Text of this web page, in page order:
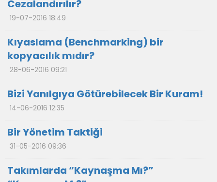
Cezalandırılır?
19-07-2016 18:49
Kıyaslama (Benchmarking) bir
kopyacılık mıdır?
28-06-2016 09:21
Bizi Yanılgıya Götürebilecek Bir Kuram!
14-06-2016 12:35
Bir Yönetim Taktiği
31-05-2016 09:36
Takımlarda “Kaynaşma Mı?”